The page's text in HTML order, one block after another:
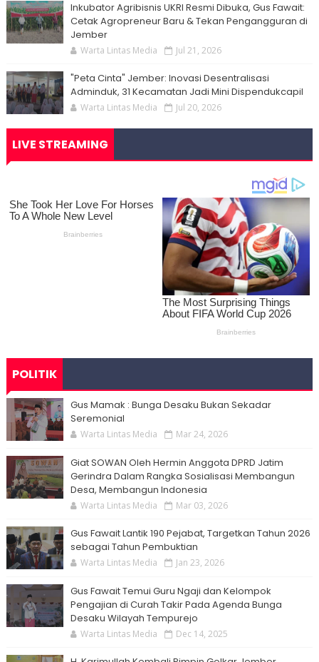
Inkubator Agribisnis UKRI Resmi Dibuka, Gus Fawait:
Cetak Agropreneur Baru & Tekan Pengangguran di
Jember
Warta Lintas Media Jul 21, 2026
"Peta Cinta" Jember: Inovasi Desentralisasi
Adminduk, 31 Kecamatan Jadi Mini Dispendukcapil
Warta Lintas Media Jul 20, 2026
LIVE STREAMING
POLITIK
Gus Mamak : Bunga Desaku Bukan Sekadar
Seremonial
Warta Lintas Media Mar 24, 2026
Giat SOWAN Oleh Hermin Anggota DPRD Jatim
Gerindra Dalam Rangka Sosialisasi Membangun
Desa, Membangun Indonesia
Warta Lintas Media Mar 03, 2026
Gus Fawait Lantik 190 Pejabat, Targetkan Tahun 2026
sebagai Tahun Pembuktian
Warta Lintas Media Jan 23, 2026
Gus Fawait Temui Guru Ngaji dan Kelompok
Pengajian di Curah Takir Pada Agenda Bunga
Desaku Wilayah Tempurejo
Warta Lintas Media Dec 14, 2025